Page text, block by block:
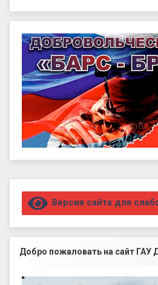
Правый сайдбар
Версия сайта для
Добро пожаловать на сайт ГАУ